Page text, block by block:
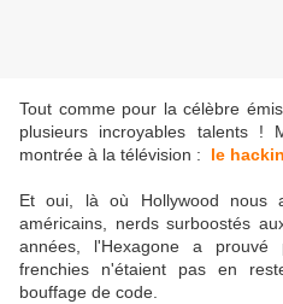
Tout comme pour la célèbre
plusieurs incroyables talents !
montrée à la télévision :
le
Et oui, là où Hollywood nous
américains, nerds surboostés
années, l'Hexagone a
frenchies n'étaient pas en
bouffage de code.